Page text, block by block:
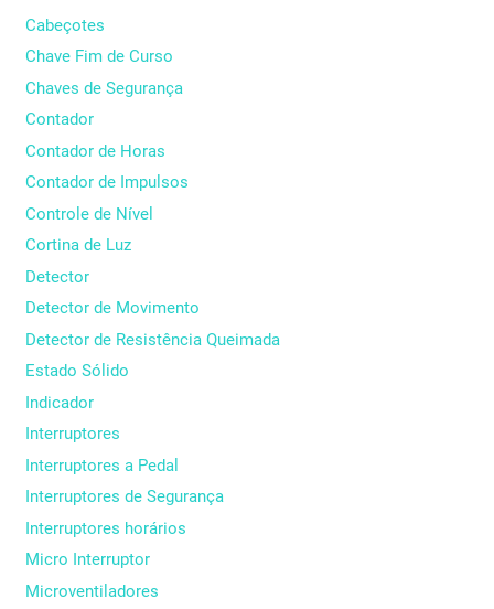
Cabeçotes
Chave Fim de Curso
Chaves de Segurança
Contador
Contador de Horas
Contador de Impulsos
Controle de Nível
Cortina de Luz
Detector
Detector de Movimento
Detector de Resistência Queimada
Estado Sólido
Indicador
Interruptores
Interruptores a Pedal
Interruptores de Segurança
Interruptores horários
Micro Interruptor
Microventiladores